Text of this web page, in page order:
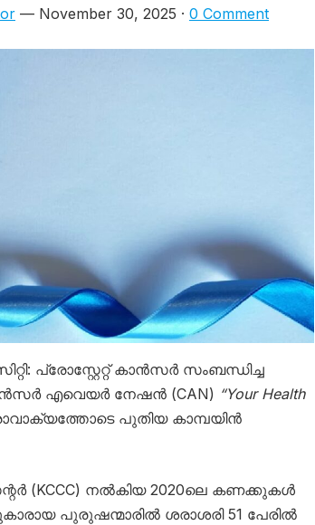
— November 30, 2025 · 0 Comment
പ്രോസ്റ്റേറ്റ് കാൻസർ സംബന്ധിച്ച
എവെയർ നേഷൻ (CAN) “Your Health
പുതിയ കാമ്പയിൻ
(KCCC) നൽകിയ 2020ലെ കണക്കുകൾ
പുരുഷന്മാരിൽ ശരാശരി 51 പേരിൽ